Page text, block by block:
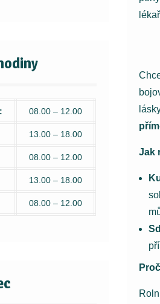
Jak
08.00 – 12.00
13.00 – 18.00
08.00 – 12.00
13.00 – 18.00
08.00 – 12.00